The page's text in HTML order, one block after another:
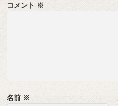
コメント ※
名前 ※